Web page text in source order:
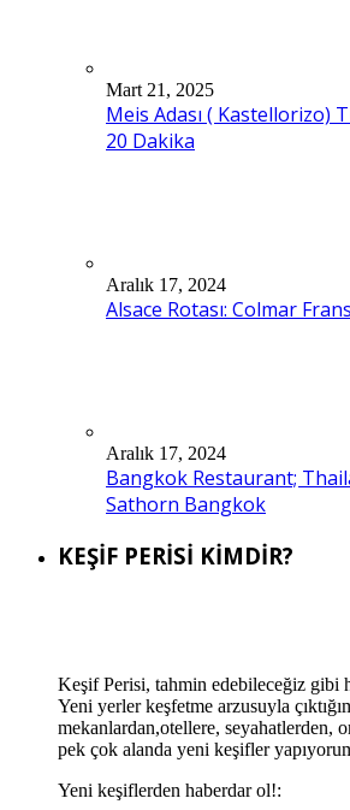
Mart 21, 2025
Meis Adası ( Kastellorizo)
20 Dakika
Aralık 17, 2024
Alsace Rotası: Colmar
Aralık 17, 2024
Bangkok Restaurant;
Sathorn Bangkok
KEŞİF PERİSİ KİMDİR?
Keşif Perisi, tahmin edebileceğiz gibi
Yeni yerler keşfetme arzusuyla
mekanlardan,otellere, seyahatlerden,
pek çok alanda yeni keşifler
Yeni keşiflerden haberdar ol!: